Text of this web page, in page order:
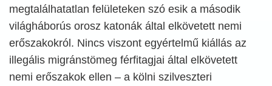
megtalálhatatlan felületeken szó esik a második
világháborús orosz katonák által elkövetett nemi
erőszakokról. Nincs viszont egyértelmű kiállás az
illegális migránstömeg férfitagjai által elkövetett
nemi erőszakok ellen – a kölni szilveszteri